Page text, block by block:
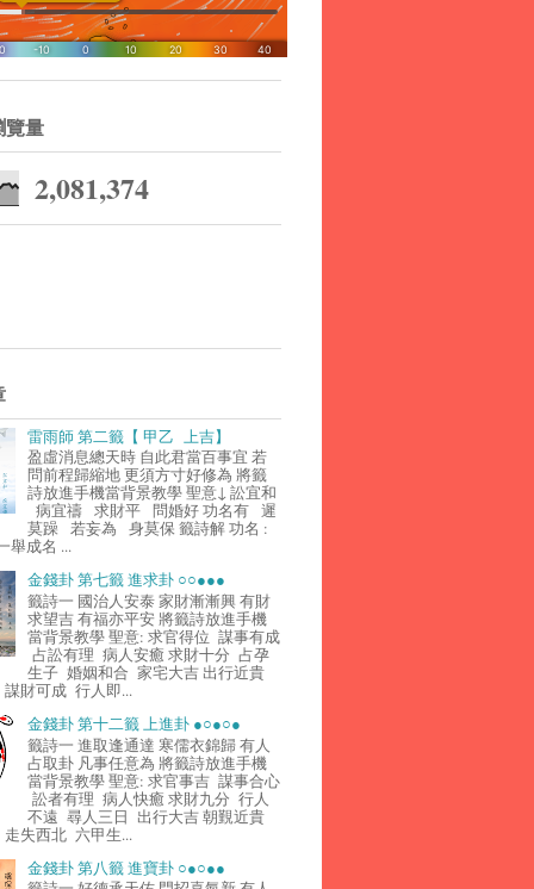
覽量
2,081,374
雷雨師 第二籤【 甲乙 上吉】
盈虛消息總天時 自此君當百事宜 若
問前程歸縮地 更須方寸好修為 將籤
詩放進手機當背景教學 聖意↓ 訟宜和
病宜禱 求財平 問婚好 功名有 遲
莫躁 若妄為 身莫保 籤詩解 功名 :
舉成名 ...
金錢卦 第七籤 進求卦 ○○●●●
籤詩一 國治人安泰 家財漸漸興 有財
求望吉 有福亦平安 將籤詩放進手機
當背景教學 聖意: 求官得位 謀事有成
占訟有理 病人安癒 求財十分 占孕
生子 婚姻和合 家宅大吉 出行近貴
財可成 行人即...
金錢卦 第十二籤 上進卦 ●○●○●
籤詩一 進取逢通達 寒儒衣錦歸 有人
占取卦 凡事任意為 將籤詩放進手機
當背景教學 聖意: 求官事吉 謀事合心
訟者有理 病人快癒 求財九分 行人
不遠 尋人三日 出行大吉 朝覲近貴
失西北 六甲生...
金錢卦 第八籤 進寶卦 ○●○●●